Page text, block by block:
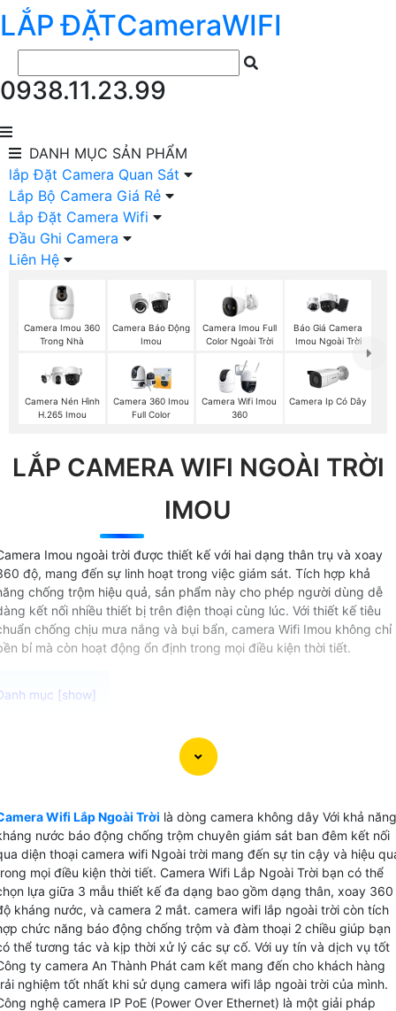
LẮP ĐẶTCameraWIFI
0938.11.23.99
DANH MỤC SẢN PHẨM
lắp Đặt Camera Quan Sát
Lắp Bộ Camera Giá Rẻ
Lắp Đặt Camera Wifi
Đầu Ghi Camera
Liên Hệ
Camera Imou 360
Trong Nhà
Camera Báo Động
Imou
Camera Imou Full
Color Ngoài Trời
Báo Giá Camera
Imou Ngoài Trời
Camera Nén Hình
H.265 Imou
Camera 360 Imou
Full Color
Camera Wifi Imou
360
Camera Ip Có Dây
LẮP CAMERA WIFI NGOÀI TRỜI
IMOU
Imou ngoài trời được thiết kế với hai dạng thân trụ và xoay
độ, mang đến sự linh hoạt trong việc giám sát. Tích hợp khả
chống trộm hiệu quả, sản phẩm này cho phép người dùng dễ
kết nối nhiều thiết bị trên điện thoại cùng lúc. Với thiết kế tiêu
chống chịu mưa nắng và bụi bẩn, camera Wifi Imou không chỉ
bỉ mà còn hoạt động ổn định trong mọi điều kiện thời tiết.
Wifi Lắp Ngoài Trời Imou với hình ảnh chất lượng
nét độ nét cao từ 2.0Mp sẽ giúp bạn giám sát mọi hoạt
màu và hồng ngoại, giúp bạn quan sát dễ dàng trong
điều kiện ánh sáng.
Wifi Lắp Ngoài Trời Imou có chuẩn chống nước
trở lên, nên hoàn toàn an toàn khi lắp đặt ngoài trời dù
mưa hoặc ẩm ướt. Bên cạnh đó, camera còn được
micro và loa giúp bạn không chỉ quan sát mà còn có thể
và nói trong quá trình giám sát. Wifi Lắp Ngoài
thực sự là lựa chọn tuyệt vời để bảo vệ ngôi nhà, cửa
hay văn phòng của bạn một cách an toàn và hiệu quả.
Wifi Lắp Ngoài Trời là dòng camera không dây Với khả năng
nước báo động chống trộm chuyên giám sát ban đêm kết nối
diện thoại camera wifi Ngoài trời mang đến sự tin cậy và hiệu
mọi điều kiện thời tiết. Camera Wifi Lắp Ngoài Trời bạn có thể
lựa giữa 3 mẫu thiết kế đa dạng bao gồm dạng thân, xoay 360
kháng nước, và camera 2 mắt. camera wifi lắp ngoài trời còn tích
chức năng báo động chống trộm và đàm thoại 2 chiều giúp bạn
thể tương tác và kịp thời xử lý các sự cố. Với uy tín và dịch vụ tốt
ty camera An Thành Phát cam kết mang đến cho khách hàng
nghiệm tốt nhất khi sử dụng camera wifi lắp ngoài trời của mình.
nghệ camera IP PoE (Power Over Ethernet) là một giải pháp